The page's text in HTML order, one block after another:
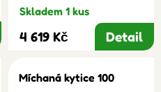
Skladem 1 kus
4 619 Kč Detail
Míchaná kytice 100